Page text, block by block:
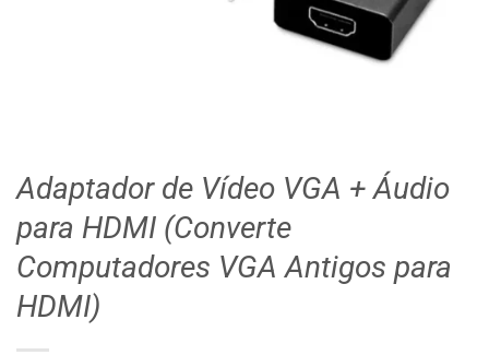
Adaptador de Vídeo VGA + Áudio
para HDMI (Converte
Computadores VGA Antigos para
HDMI)